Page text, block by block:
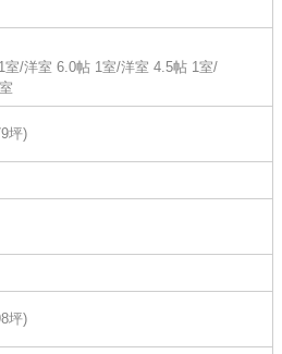
室/洋室 6.0帖 1室/洋室 4.5帖 1室/
坪)
坪)